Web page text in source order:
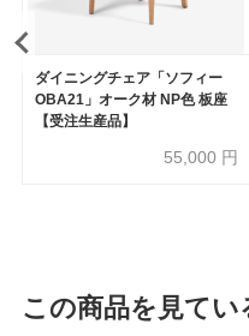
ダイニングチェア「ソフィー
OBA21」オーク材 NP色 板座
【受注生産品】
55,000 円
この商品を見て